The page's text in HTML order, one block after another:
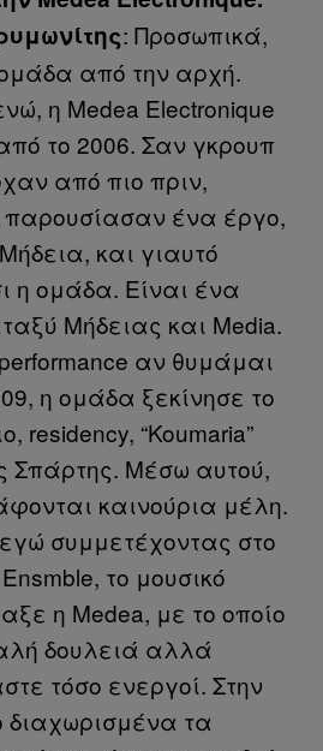
: Προσωπικά,
από την αρχή.
η Medea Electronique
το 2006. Σαν γκρουπ
από πιο πριν,
ένα έργο,
και γιαυτό
η ομάδα. Είναι ένα
Μήδειας και Media.
αν θυμάμαι
η ομάδα ξεκίνησε το
residency, “Koumaria”
Σπάρτης. Μέσω αυτού,
καινούρια μέλη.
συμμετέχοντας στο
το μουσικό
η Medea, με το οποίο
δουλειά αλλά
τόσο ενεργοί. Στην
διαχωρισμένα τα